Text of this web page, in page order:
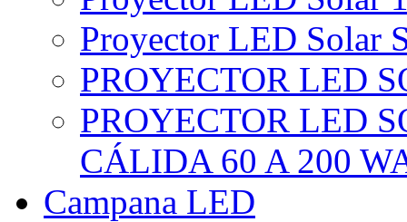
Proyector LED Solar
PROYECTOR LED
PROYECTOR LED
CÁLIDA 60 A 200
Campana LED